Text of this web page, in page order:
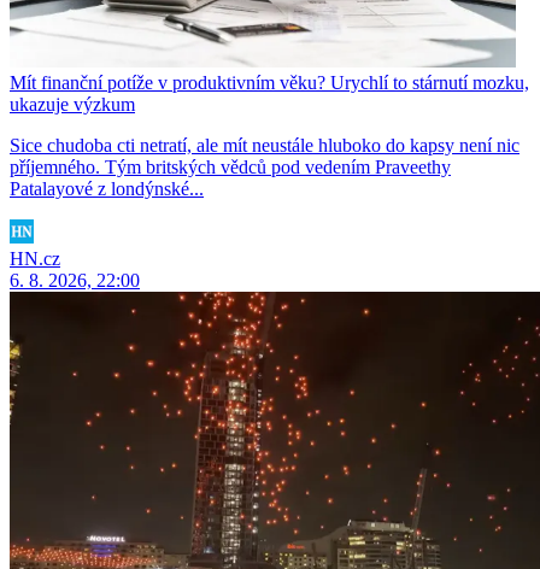
Mít finanční potíže v produktivním věku? Urychlí to stárnutí mozku,
ukazuje výzkum
Sice chudoba cti netratí, ale mít neustále hluboko do kapsy není nic
příjemného. Tým britských vědců pod vedením Praveethy
Patalayové z londýnské...
HN.cz
6. 8. 2026, 22:00